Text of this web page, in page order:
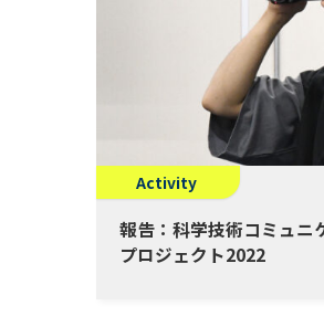
Activity
報告：科学技術コミュニ
プロジェクト2022